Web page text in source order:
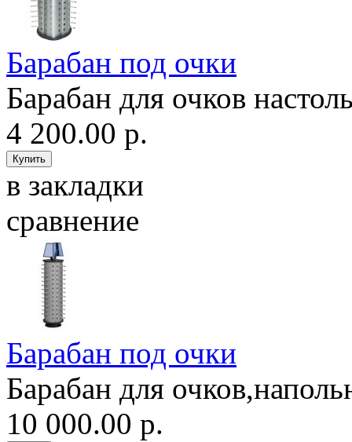
Барабан под очки
Барабан для очков
4 200.00 р.
в закладки
сравнение
Барабан под очки
Барабан для
10 000.00 р.